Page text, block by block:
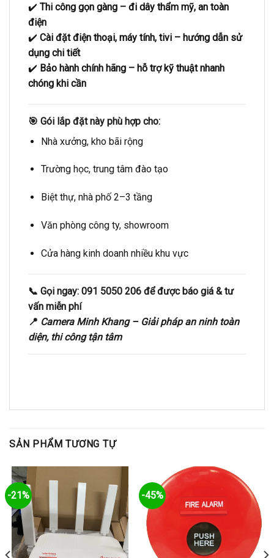
✔️ Thi công gọn gàng – đi dây thẩm mỹ, an toàn
điện
✔️ Cài đặt điện thoại, máy tính, tivi – hướng dẫn sử
dụng chi tiết
✔️ Bảo hành chính hãng – hỗ trợ kỹ thuật nhanh
chóng khi cần
🎯 Gói lắp đặt này phù hợp cho:
Nhà xưởng, kho bãi rộng
Trường học, trung tâm đào tạo
Biệt thự, nhà phố 2–3 tầng
Văn phòng công ty, showroom
Cửa hàng kinh doanh nhiều khu vực
📞 Gọi ngay: 091 5050 206 để được báo giá & tư
vấn miễn phí
📍 Camera Minh Khang – Giải pháp an ninh toàn
diện, thi công tận tâm
SẢN PHẨM TƯƠNG TỰ
-21% -45%